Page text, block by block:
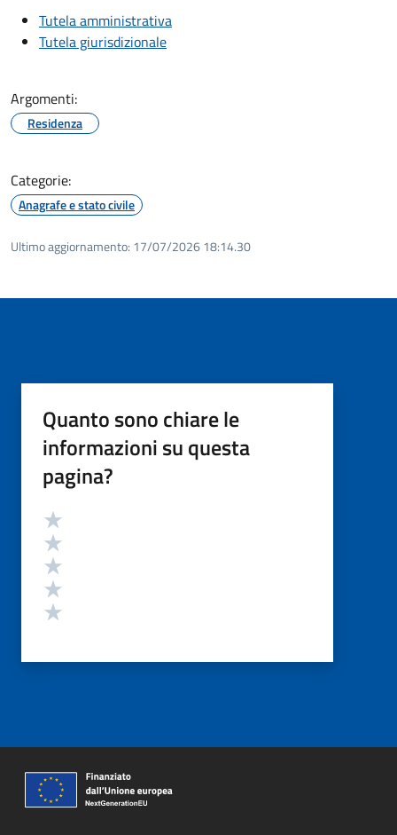
Tutela amministrativa
Tutela giurisdizionale
Argomenti:
Residenza
Categorie:
Anagrafe e stato civile
Ultimo aggiornamento: 17/07/2026 18:14.30
Quanto sono chiare le
informazioni su questa
pagina?
Valutazione